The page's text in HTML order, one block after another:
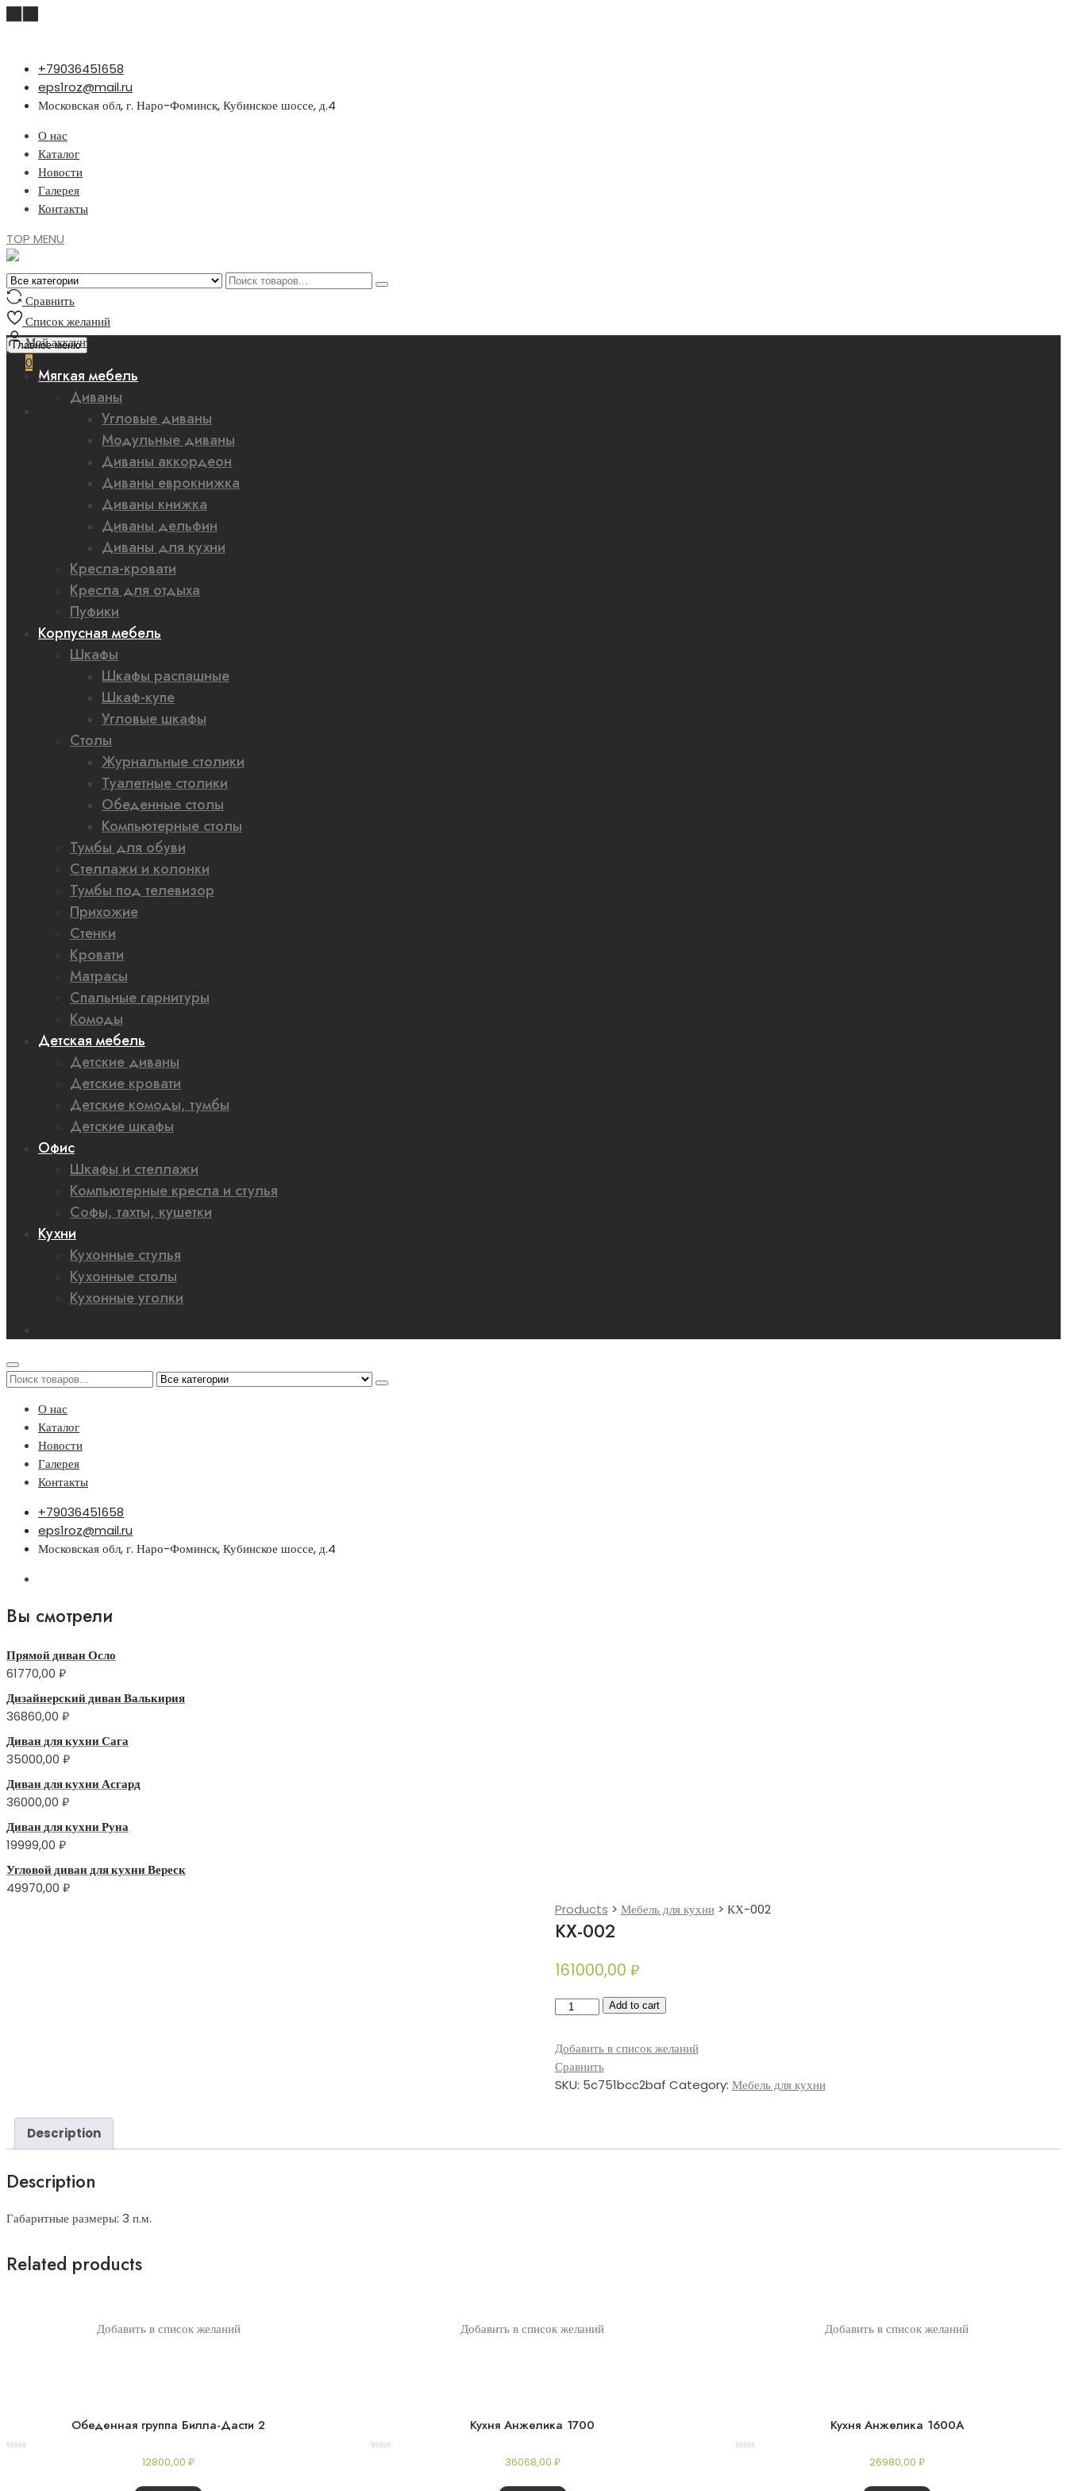
Перейти
содержимому
+79036451658
eps1roz@mail.ru
Московская обл, г. Наро-Фоминск, Кубинское шоссе, д.4
О нас
Каталог
Новости
Галерея
Контакты
TOP MENU
Сравнить
Список желаний
Мой аккаунт
0
0,00 ₽
Главное меню
Мягкая мебель
Диваны
Угловые диваны
Модульные диваны
Диваны аккордеон
Диваны еврокнижка
Диваны книжка
Диваны дельфин
Диваны для кухни
Кресла-кровати
Кресла для отдыха
Пуфики
Корпусная мебель
Шкафы
Шкафы распашные
Шкаф-купе
Угловые шкафы
Столы
Журнальные столики
Туалетные столики
Обеденные столы
Компьютерные столы
Тумбы для обуви
Стеллажи и колонки
Тумбы под телевизор
Прихожие
Стенки
Кровати
Матрасы
Спальные гарнитуры
Комоды
Детская мебель
Детские диваны
Детские кровати
Детские комоды, тумбы
Детские шкафы
Офис
Шкафы и стеллажи
Компьютерные кресла и стулья
Софы, тахты, кушетки
Кухни
Кухонные стулья
Кухонные столы
Кухонные уголки
О нас
Каталог
Новости
Галерея
Контакты
+79036451658
eps1roz@mail.ru
Московская обл, г. Наро-Фоминск, Кубинское шоссе, д.4
Вы смотрели
Прямой диван Осло
61770,00 ₽
Дизайнерский диван Валькирия
36860,00 ₽
Диван для кухни Сага
35000,00 ₽
Диван для кухни Асгард
36000,00 ₽
Диван для кухни Руна
19999,00 ₽
Угловой диван для кухни Вереск
49970,00 ₽
Products > Мебель для кухни> КХ-002
КХ-002
161000,00 ₽
КХ-002
Add to cart
Добавить в список желаний
Сравнить
SKU: 5c751bcc2baf Category: Мебель для кухни
Description
Description
Габаритные размеры: 3 п.м.
Related products
Добавить в список желаний
Обеденная группа Билла-Дасти 2
12800,00₽
Добавить в список желаний
Кухня Анжелика 1700
36068,00 ₽
Добавить в список желаний
Кухня Анжелика 1600А
26980,00 ₽